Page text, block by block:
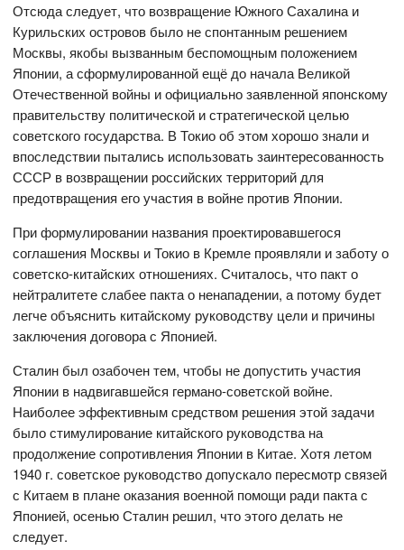
Отсюда следует, что возвращение Южного Сахалина и
Курильских островов было не спонтанным решением
Москвы, якобы вызванным беспомощным положением
Японии, а сформулированной ещё до начала Великой
Отечественной войны и официально заявленной японскому
правительству политической и стратегической целью
советского государства. В Токио об этом хорошо знали и
впоследствии пытались использовать заинтересованность
СССР в возвращении российских территорий для
предотвращения его участия в войне против Японии.
При формулировании названия проектировавшегося
соглашения Москвы и Токио в Кремле проявляли и заботу о
советско-китайских отношениях. Считалось, что пакт о
нейтралитете слабее пакта о ненападении, а потому будет
легче объяснить китайскому руководству цели и причины
заключения договора с Японией.
Сталин был озабочен тем, чтобы не допустить участия
Японии в надвигавшейся германо-советской войне.
Наиболее эффективным средством решения этой задачи
было стимулирование китайского руководства на
продолжение сопротивления Японии в Китае. Хотя летом
1940 г. советское руководство допускало пересмотр связей
с Китаем в плане оказания военной помощи ради пакта с
Японией, осенью Сталин решил, что этого делать не
следует.